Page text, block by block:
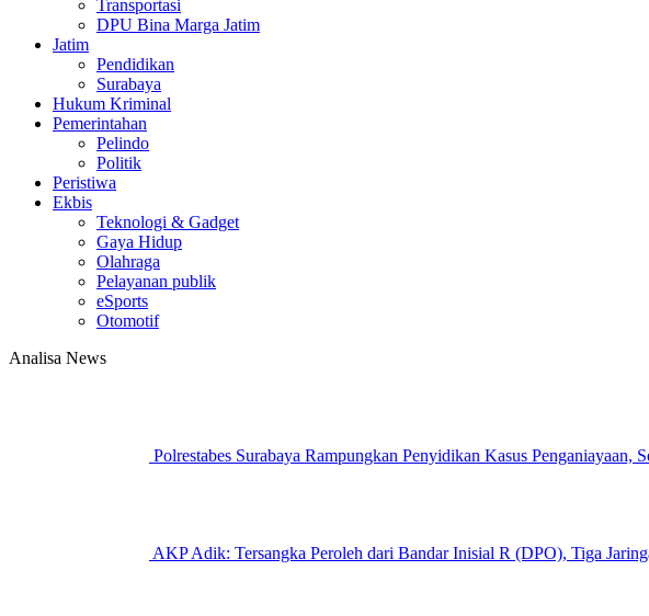
Transportasi
DPU Bina Marga Jatim
Jatim
Pendidikan
Surabaya
Hukum Kriminal
Pemerintahan
Pelindo
Politik
Peristiwa
Ekbis
Teknologi & Gadget
Gaya Hidup
Olahraga
Pelayanan publik
eSports
Otomotif
Analisa News
Polrestabes Surabaya Rampungkan Penyidikan Kasus Penganiayaan,
AKP Adik: Tersangka Peroleh dari Bandar Inisial R (DPO), Tiga